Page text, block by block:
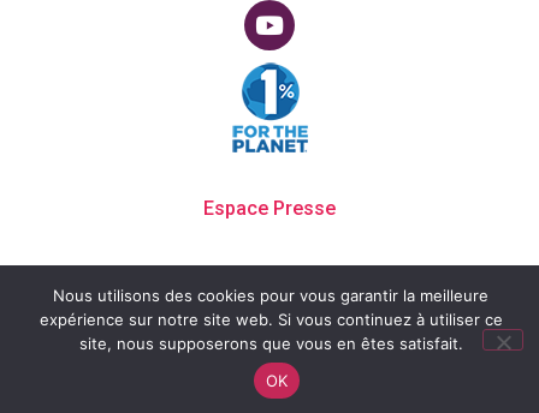
Espace Presse
Mentions Légales
Nous utilisons des cookies pour vous garantir la meilleure
expérience sur notre site web. Si vous continuez à utiliser ce
site, nous supposerons que vous en êtes satisfait.
OK